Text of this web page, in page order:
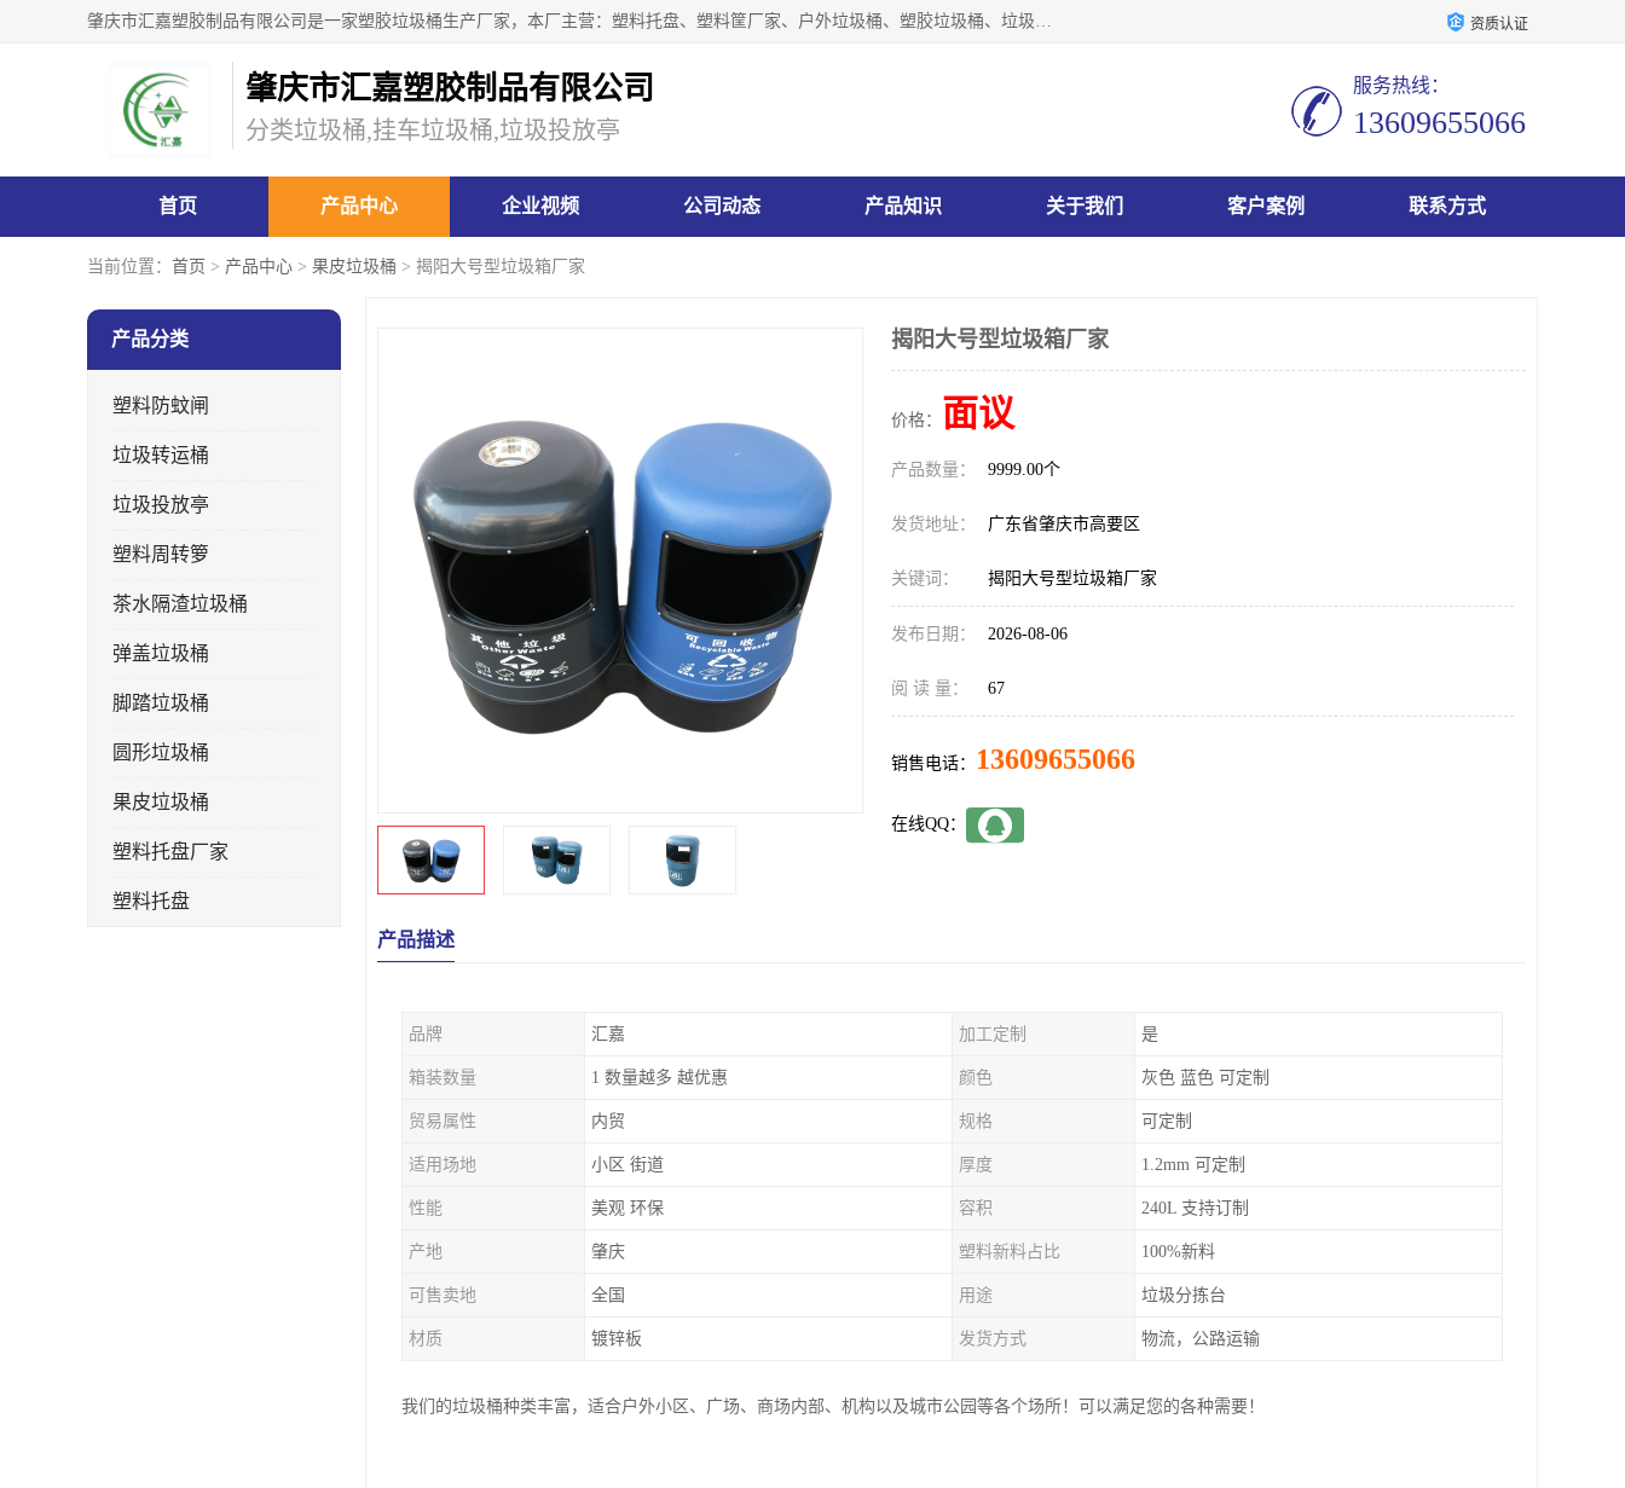
肇庆市汇嘉塑胶制品有限公司是一家塑胶垃圾桶生产厂家，本厂主营：塑料托盘、塑料筐厂家、户外垃圾桶、塑胶垃圾桶、垃圾桶等产品，深受广大客户的欢迎。公司拥有一支勇于、善于集思广益的生产队伍，实力雄厚的技术力量，一贯奉行“以人为本”的管理和服务理念。 资质认证
肇庆市汇嘉塑胶制品有限公司
分类垃圾桶,挂车垃圾桶,垃圾投放亭
服务热线：
13609655066
首页 产品中心 企业视频 公司动态 产品知识 关于我们 客户案例 联系方式
当前位置： 首页 > 产品中心 > 果皮垃圾桶 > 揭阳大号型垃圾箱厂家
产品分类
塑料防蚊闸
垃圾转运桶
垃圾投放亭
塑料周转箩
茶水隔渣垃圾桶
弹盖垃圾桶
脚踏垃圾桶
圆形垃圾桶
果皮垃圾桶
塑料托盘厂家
塑料托盘
揭阳大号型垃圾箱厂家
价格： 面议
产品数量： 9999.00个
发货地址： 广东省肇庆市高要区
关键词： 揭阳大号型垃圾箱厂家
发布日期： 2026-08-06
阅 读 量： 67
销售电话： 13609655066
在线QQ：
产品描述
品牌 汇嘉 加工定制 是
箱装数量 1 数量越多 越优惠 颜色 灰色 蓝色 可定制
贸易属性 内贸 规格 可定制
适用场地 小区 街道 厚度 1.2mm 可定制
性能 美观 环保 容积 240L 支持订制
产地 肇庆 塑料新料占比 100%新料
可售卖地 全国 用途 垃圾分拣台
材质 镀锌板 发货方式 物流，公路运输
我们的垃圾桶种类丰富，适合户外小区、广场、商场内部、机构以及城市公园等各个场所！可以满足您的各种需要！